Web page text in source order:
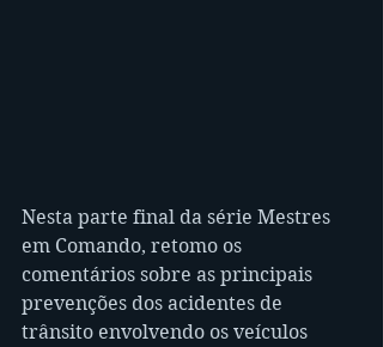
Nesta parte final da série Mestres
em Comando, retomo os
comentários sobre as principais
prevenções dos acidentes de
trânsito envolvendo os veículos